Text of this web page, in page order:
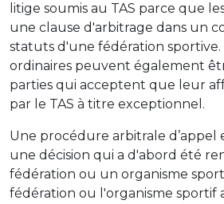
litige soumis au TAS parce que
une clause d'arbitrage dans un
statuts d'une fédération sportive.
ordinaires peuvent également
parties qui acceptent que leur
par le TAS à titre exceptionnel.
Une procédure arbitrale d’appel
une décision qui a d'abord été
fédération ou un organisme
fédération ou l'organisme sportif